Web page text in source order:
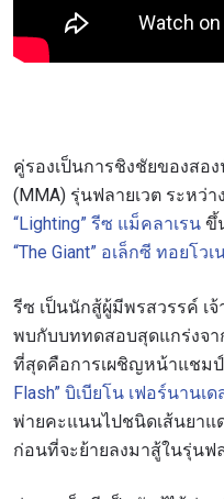
คู่รองเป็นการชิงชัยของสอ
(MMA) รุ่นฟลายเวต ระหว่
“Lighting” รีซ แม็คลาเรน ขึ้
“The Giant” อเล็กซี ทอยโวเ
รีซ เป็นนักสู้ผู้มีพรสวรรค์ เ
พบกับบททดสอบสุดแกร่งจ
ที่สุดคือการเผชิญหน้าแชมป์
Flash” บิเบียโน เฟอร์นานเด
พ่ายคะแนนไปชนิดเส้นยาแ
ก่อนที่จะย้ายลงมาสู้ในรุ่นฟ